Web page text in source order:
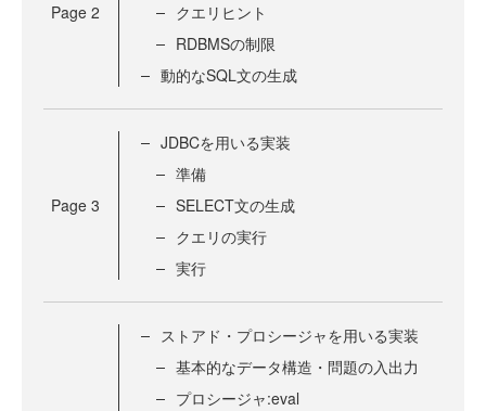
Page 2
クエリヒント
RDBMSの制限
動的なSQL文の生成
Page 3
JDBCを用いる実装
準備
SELECT文の生成
クエリの実行
実行
ストアド・プロシージャを用いる実装
基本的なデータ構造・問題の入出力
プロシージャ:eval